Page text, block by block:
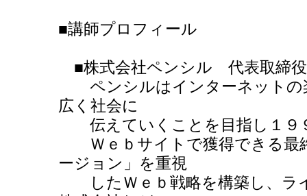
■講師プロフィール
■株式会社ペンシル 代表取締
ペンシルはインターネットの
広く社会に
伝えていくことを目指し１９
Ｗｅｂサイトで獲得できる最
ージョン」を重視
したＷｅｂ戦略を構築し、ラ